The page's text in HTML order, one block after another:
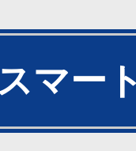
マー